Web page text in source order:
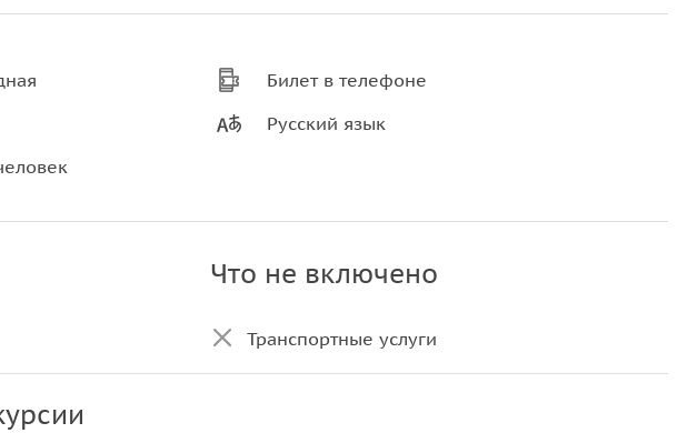
Билет в телефоне
Русский язык
Что не включено
Транспортные услуги